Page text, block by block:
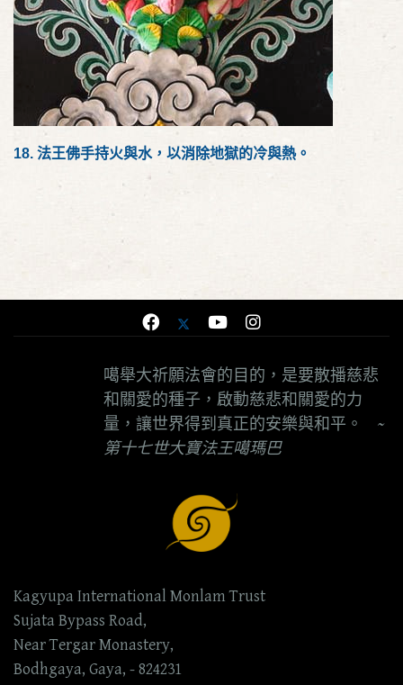
18. 法王佛手持火與水，以消除地獄的冷與熱。
噶舉大祈願法會的目的，是要散播慈悲
和關愛的種子，啟動慈悲和關愛的力
量，讓世界得到真正的安樂與和平。
~
第十七世大寶法王噶瑪巴
Kagyupa International Monlam Trust
Sujata Bypass Road,
Near Tergar Monastery,
Bodhgaya, Gaya, - 824231